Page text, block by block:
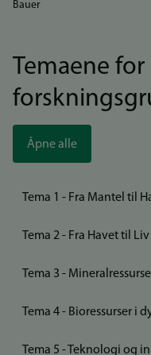
Bauer
Temaene
Åpne alle
Tema 1 - Fra Mantel til
Tema 2 - Fra Havet til Liv
Tema 3 -
Tema 4 - Bioressurser i
Tema 5 - Teknologi og